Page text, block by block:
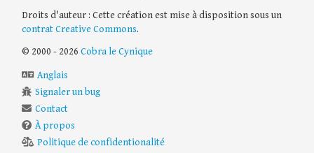
Droits d'auteur : Cette création est mise à disposition sous un
contrat Creative Commons.
© 2000 - 2026 Cobra le Cynique
Anglais
Signaler un bug
Contact
À propos
Politique de confidentionalité